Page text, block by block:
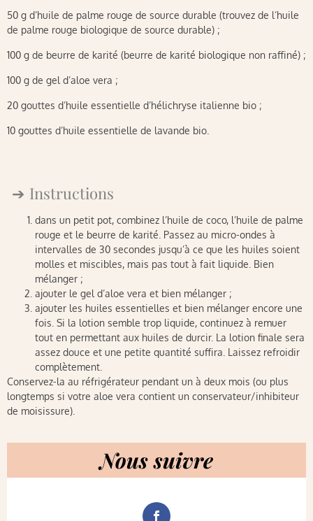
50 g d’huile de palme rouge de source durable (trouvez de l’huile
de palme rouge biologique de source durable) ;
100 g de beurre de karité (beurre de karité biologique non raffiné) ;
100 g de gel d’aloe vera ;
20 gouttes d’huile essentielle d’hélichryse italienne bio ;
10 gouttes d’huile essentielle de lavande bio.
Instructions
dans un petit pot, combinez l’huile de coco, l’huile de palme
rouge et le beurre de karité. Passez au micro-ondes à
intervalles de 30 secondes jusqu’à ce que les huiles soient
molles et miscibles, mais pas tout à fait liquide. Bien
mélanger ;
ajouter le gel d’aloe vera et bien mélanger ;
ajouter les huiles essentielles et bien mélanger encore une
fois. Si la lotion semble trop liquide, continuez à remuer
tout en permettant aux huiles de durcir. La lotion finale sera
assez douce et une petite quantité suffira. Laissez refroidir
complètement.
Conservez-la au réfrigérateur pendant un à deux mois (ou plus
longtemps si votre aloe vera contient un conservateur/inhibiteur
de moisissure).
Nous suivre